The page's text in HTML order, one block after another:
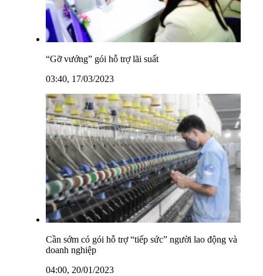
“Gỡ vướng” gói hỗ trợ lãi suất
03:40, 17/03/2023
Cần sớm có gói hỗ trợ “tiếp sức” người lao động và
doanh nghiệp
04:00, 20/01/2023